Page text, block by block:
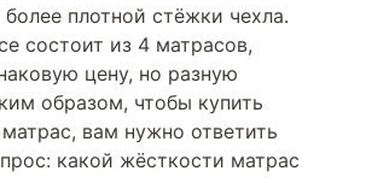
более плотной стёжки чехла.
состоит из 4 матрасов,
цену, но разную
образом, чтобы купить
вам нужно ответить
какой жёсткости матрас